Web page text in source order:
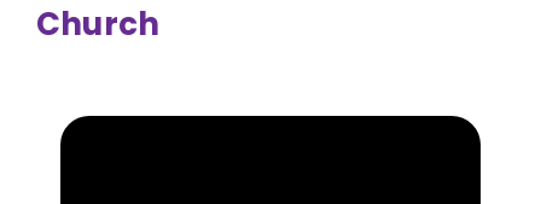
Church